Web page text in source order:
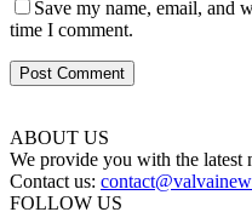
Save my name, email, and
time I comment.
ABOUT US
We provide you with the latest
Contact us:
FOLLOW US